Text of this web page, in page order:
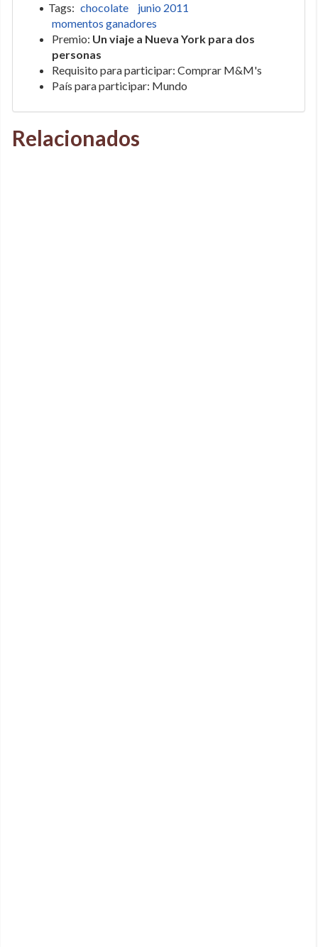
Tags: chocolate
junio 2011
momentos ganadores
Premio: Un viaje a Nueva York para dos
personas
Requisito para participar: Comprar M&M's
País para participar: Mundo
Relacionados